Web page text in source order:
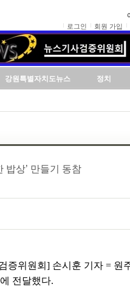
로그인
회원 가입
강원특별자치도뉴스 정치
밥상’ 만들기 동참
증위원회] 손시훈 기자 =
전달했다.